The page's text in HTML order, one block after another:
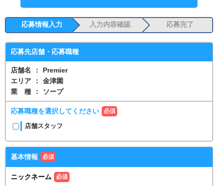
応募情報入力 入力内容確認 応募完了
応募先店舗・応募職種
店舗名
エリア
業種
：
Premier
：
金津園
：
ソープ
応募職種を選択してください 必須
店舗スタッフ
基本情報 必須
ニックネーム 必須